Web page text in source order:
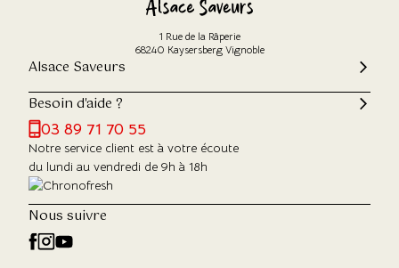
1 Rue de la Râperie
68240 Kaysersberg Vignoble
Alsace Saveurs
Besoin d'aide ?
03 89 71 70 55
Notre service client est à votre écoute
du lundi au vendredi de 9h à 18h
Nous suivre